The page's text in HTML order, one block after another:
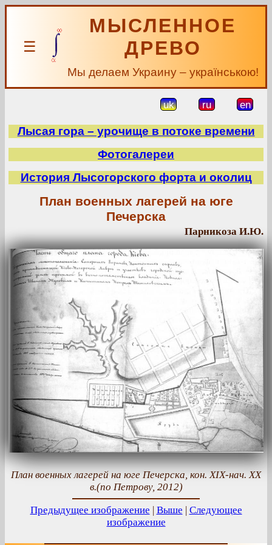
☰
МЫСЛЕННОЕ
ДРЕВО
Мы делаем Украину – українською!
uk ru en
Лысая гора – урочище в потоке времени
Фотогалереи
История Лысогорского форта и околиц
План военных лагерей на юге
Печерска
Парникоза И.Ю.
План военных лагерей на юге Печерска, кон. ХІХ-нач. ХХ
в.(по Петрову, 2012)
Предыдущее изображение | Выше | Следующее
изображение